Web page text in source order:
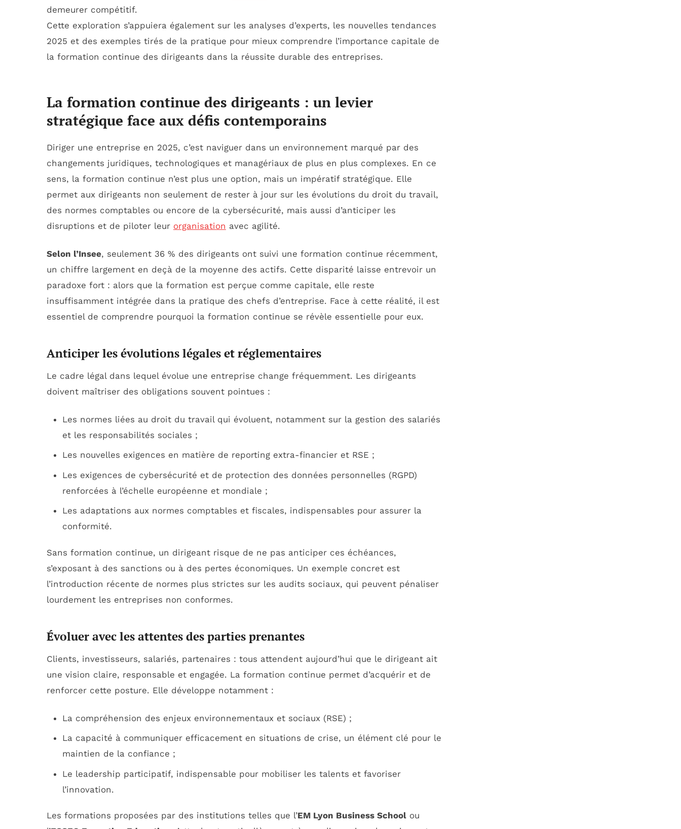
demeurer compétitif.
Cette exploration s’appuiera également sur les analyses d’experts, les nouvelles tendances
2025 et des exemples tirés de la pratique pour mieux comprendre l’importance capitale de
la formation continue des dirigeants dans la réussite durable des entreprises.
La formation continue des dirigeants : un levier
stratégique face aux défis contemporains
Diriger une entreprise en 2025, c’est naviguer dans un environnement marqué par des
changements juridiques, technologiques et managériaux de plus en plus complexes. En ce
sens, la formation continue n’est plus une option, mais un impératif stratégique. Elle
permet aux dirigeants non seulement de rester à jour sur les évolutions du droit du travail,
des normes comptables ou encore de la cybersécurité, mais aussi d’anticiper les
disruptions et de piloter leur organisation avec agilité.
Selon l’Insee, seulement 36 % des dirigeants ont suivi une formation continue récemment,
un chiffre largement en deçà de la moyenne des actifs. Cette disparité laisse entrevoir un
paradoxe fort : alors que la formation est perçue comme capitale, elle reste
insuffisamment intégrée dans la pratique des chefs d’entreprise. Face à cette réalité, il est
essentiel de comprendre pourquoi la formation continue se révèle essentielle pour eux.
Anticiper les évolutions légales et réglementaires
Le cadre légal dans lequel évolue une entreprise change fréquemment. Les dirigeants
doivent maîtriser des obligations souvent pointues :
Les normes liées au droit du travail qui évoluent, notamment sur la gestion des salariés
et les responsabilités sociales ;
Les nouvelles exigences en matière de reporting extra-financier et RSE ;
Les exigences de cybersécurité et de protection des données personnelles (RGPD)
renforcées à l’échelle européenne et mondiale ;
Les adaptations aux normes comptables et fiscales, indispensables pour assurer la
conformité.
Sans formation continue, un dirigeant risque de ne pas anticiper ces échéances,
s’exposant à des sanctions ou à des pertes économiques. Un exemple concret est
l’introduction récente de normes plus strictes sur les audits sociaux, qui peuvent pénaliser
lourdement les entreprises non conformes.
Évoluer avec les attentes des parties prenantes
Clients, investisseurs, salariés, partenaires : tous attendent aujourd’hui que le dirigeant ait
une vision claire, responsable et engagée. La formation continue permet d’acquérir et de
renforcer cette posture. Elle développe notamment :
La compréhension des enjeux environnementaux et sociaux (RSE) ;
La capacité à communiquer efficacement en situations de crise, un élément clé pour le
maintien de la confiance ;
Le leadership participatif, indispensable pour mobiliser les talents et favoriser
l’innovation.
Les formations proposées par des institutions telles que l’EM Lyon Business School ou